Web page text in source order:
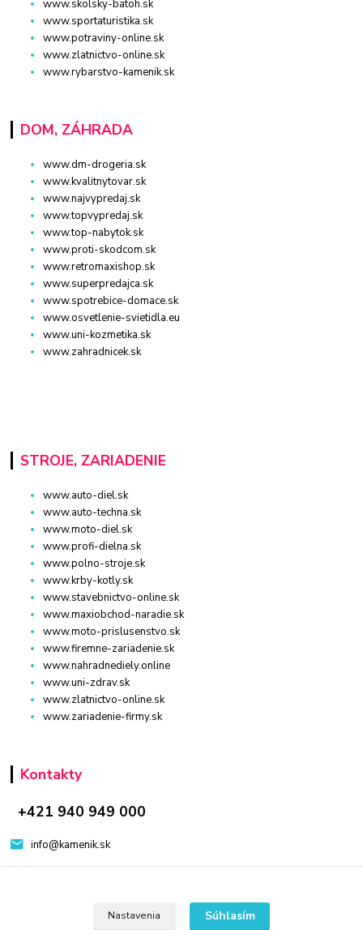
www.skolsky-batoh.sk
www.sportaturistika.sk
www.potraviny-online.sk
www.zlatnictvo-online.sk
www.rybarstvo-kamenik.sk
DOM, ZÁHRADA
www.dm-drogeria.sk
www.kvalitnytovar.sk
www.najvypredaj.sk
www.topvypredaj.sk
www.top-nabytok.sk
www.proti-skodcom.sk
www.retromaxishop.sk
www.superpredajca.sk
www.spotrebice-domace.sk
www.osvetlenie-svietidla.eu
www.uni-kozmetika.sk
www.zahradnicek.sk
STROJE, ZARIADENIE
www.auto-diel.sk
www.auto-techna.sk
www.moto-diel.sk
www.profi-dielna.sk
www.polno-stroje.sk
www.krby-kotly.sk
www.stavebnictvo-online.sk
www.maxiobchod-naradie.sk
www.moto-prislusenstvo.sk
www.firemne-zariadenie.sk
www.nahradnediely.online
www.uni-zdrav.sk
www.zlatnictvo-online.sk
www.zariadenie-firmy.sk
Kontakty
+421 940 949 000
info@kamenik.sk
Nastavenia Súhlasím